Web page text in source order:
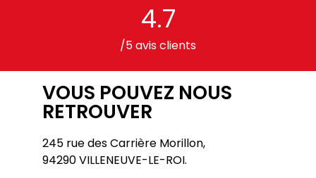
4.7
/5 avis clients
VOUS POUVEZ NOUS
RETROUVER
245 rue des Carrière Morillon,
94290 VILLENEUVE-LE-ROI.